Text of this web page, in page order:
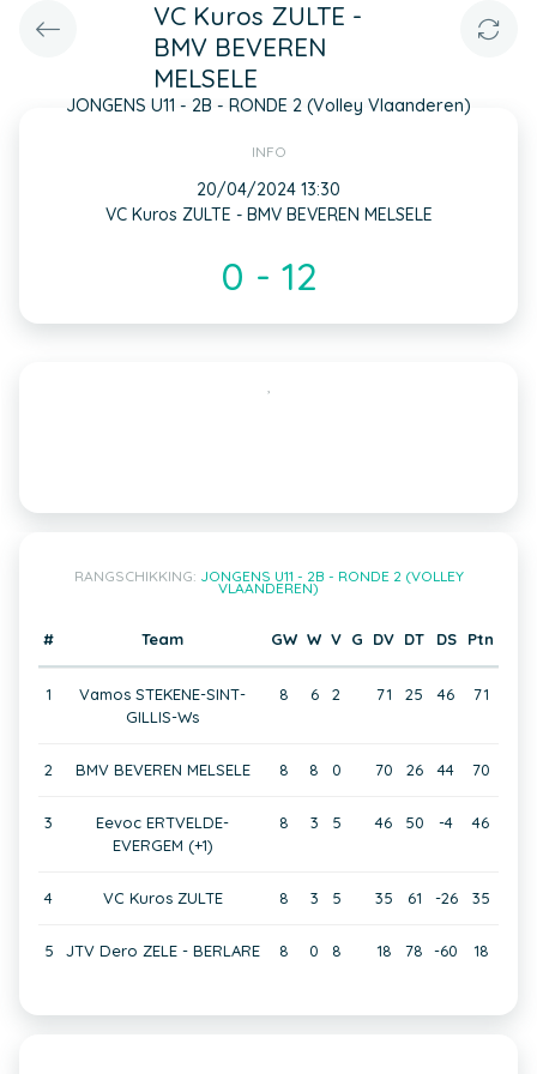
VC Kuros ZULTE -
BMV BEVEREN
MELSELE
JONGENS U11 - 2B - RONDE 2 (Volley Vlaanderen)
INFO
20/04/2024 13:30
VC Kuros ZULTE - BMV BEVEREN MELSELE
0 - 12
RANGSCHIKKING: JONGENS U11 - 2B - RONDE 2 (VOLLEY
VLAANDEREN)
# Team GW W V G DV DT DS Ptn
1
Vamos STEKENE-SINT-
GILLIS-Ws
8 6 2 71 25 46 71
2 BMV BEVEREN MELSELE 8 8 0 70 26 44 70
3
Eevoc ERTVELDE-
EVERGEM (+1)
8 3 5 46 50 -4 46
4 VC Kuros ZULTE 8 3 5 35 61 -26 35
5 JTV Dero ZELE - BERLARE 8 0 8 18 78 -60 18